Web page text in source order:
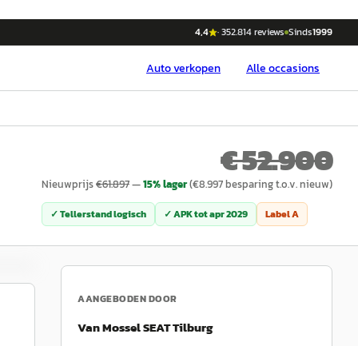
4,4 ·352.814reviews Sinds1999
Autoverkopen Alle occasions
€ 52.900
Nieuwprijs€61.897—15% lager(€8.997besparing t.o.v. nieuw)
✓ Tellerstand logisch ✓ APK totapr 2029 LabelA
AANGEBODEN DOOR
Van Mossel SEAT Tilburg